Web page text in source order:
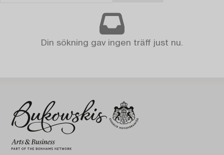
Din sökning gav ingen träff just nu.